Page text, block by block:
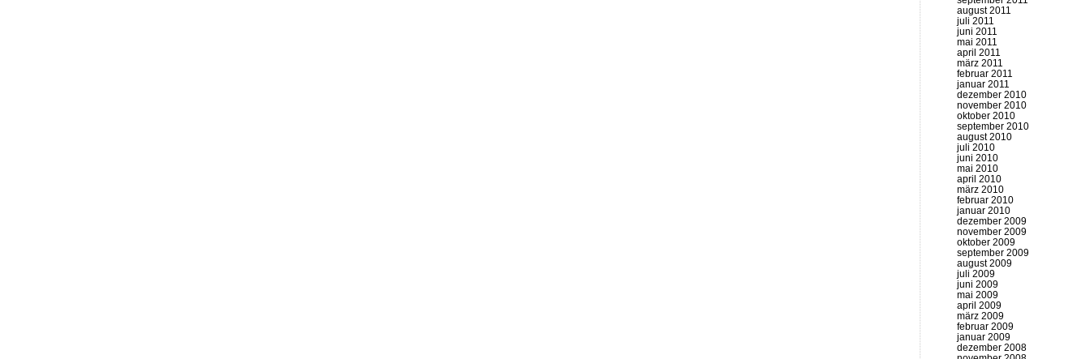
august 2011
juli 2011
juni 2011
mai 2011
april 2011
märz 2011
februar 2011
januar 2011
dezember 2010
november 2010
oktober 2010
september 2010
august 2010
juli 2010
juni 2010
mai 2010
april 2010
märz 2010
februar 2010
januar 2010
dezember 2009
november 2009
oktober 2009
september 2009
august 2009
juli 2009
juni 2009
mai 2009
april 2009
märz 2009
februar 2009
januar 2009
dezember 2008